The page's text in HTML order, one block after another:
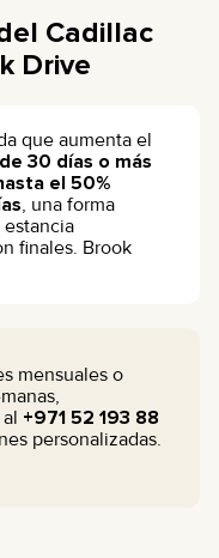
Cadillac
Drive
que aumenta el
30 días o más
el 50%
, una forma
finales. Brook
mensuales o
+971 52 193 88
personalizadas.